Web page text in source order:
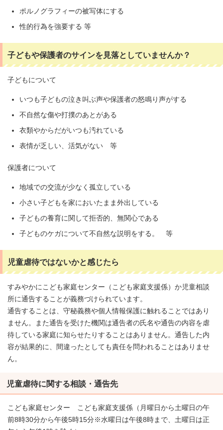
ポルノグラフィーの被写体にする
性的行為を強要する 等
子どもや保護者のサインを見落としていませんか？
子どもについて
いつも子どもの泣き叫ぶ声や保護者の怒鳴り声がする
不自然な傷や打撲のあとがある
衣類やからだがいつも汚れている
表情が乏しい、活気がない 等
保護者について
地域での交流が少なく孤立している
小さい子どもを家においたまま外出している
子どもの養育に関して拒否的、無関心である
子どものケガについて不自然な説明をする。 等
児童虐待ではないかと感じたら
すみやかにこども家庭センター（こども家庭支援係）か児童相談
所に通告することが義務づけられています。
通告することは、守秘義務や個人情報保護に触れることではあり
ません。また通告を受けた機関は通告者の氏名や通告の内容を虐
待している家庭に知らせたりすることはありません。通告した内
容が結果的に、間違ったとしても責任を問われることはありませ
ん。
児童虐待に関する相談・通告先
こども家庭センター こども家庭支援係（月曜日から土曜日の午
前8時30分から午後5時15分※水曜日は午後8時まで、土曜日は正